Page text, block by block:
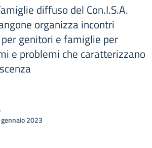
diffuso del Con.I.S.A.
organizza incontri
genitori e famiglie per
e problemi che caratterizzano
2023